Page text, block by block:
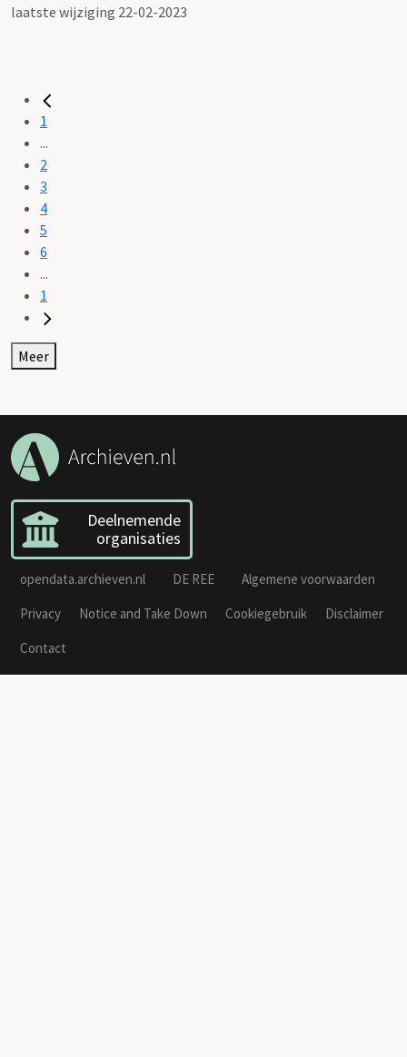
laatste wijziging 22-02-2023
1
...
2
3
4
5
6
...
1
Meer
Deelnemende
organisaties
opendata.archieven.nl DE REE
Algemene voorwaarden
Privacy
Notice and Take Down Cookiegebruik
Disclaimer
Contact